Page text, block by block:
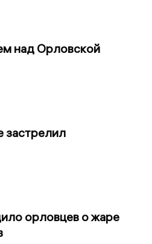
над Орловской
застрелил
орловцев о жаре